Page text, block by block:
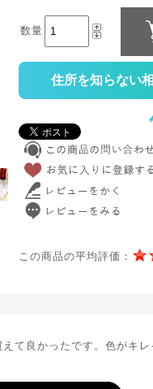
数量
住所を知らない
この商品の平均評価：
て良かったです。色がキレ